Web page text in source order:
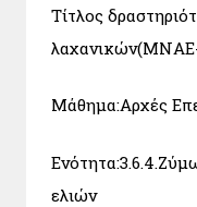
Τίτλος
Μάθημα:Αρχές
ελιών